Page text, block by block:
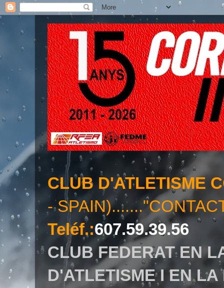
CLUB D'ATLETISME
-
Teléf.:607.59.39.56
CLUB FEDERAT EN
D'ATLETISME I EN